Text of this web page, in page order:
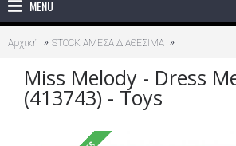
MENU
Αρχική STOCK ΑΜΕΣΑ ΔΙΑΘΕΣΙΜΑ
Miss Melody - Dress
(413743) - Toys